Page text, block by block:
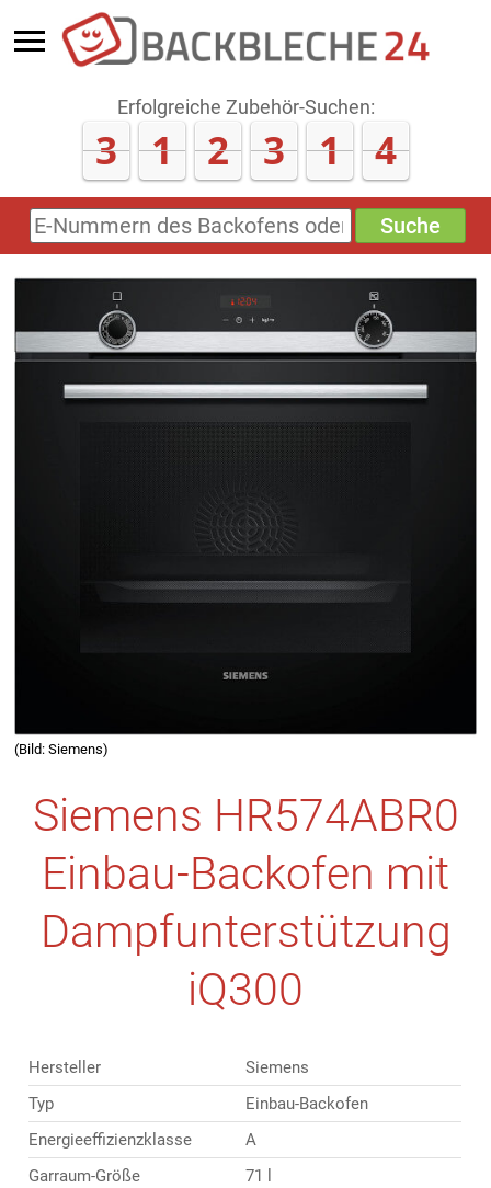
Erfolgreiche Zubehör-Suchen:
3 1 2 3 1 5
E-
Nummern
Sonderzeichen)
Suche
(Bild: Siemens)
Siemens HR574ABR0
Einbau-Backofen mit
Dampfunterstützung
iQ300
Hersteller
Siemens
Typ
Einbau-Backofen
Energieeffizienzklasse
A
Garraum-Größe
71 l